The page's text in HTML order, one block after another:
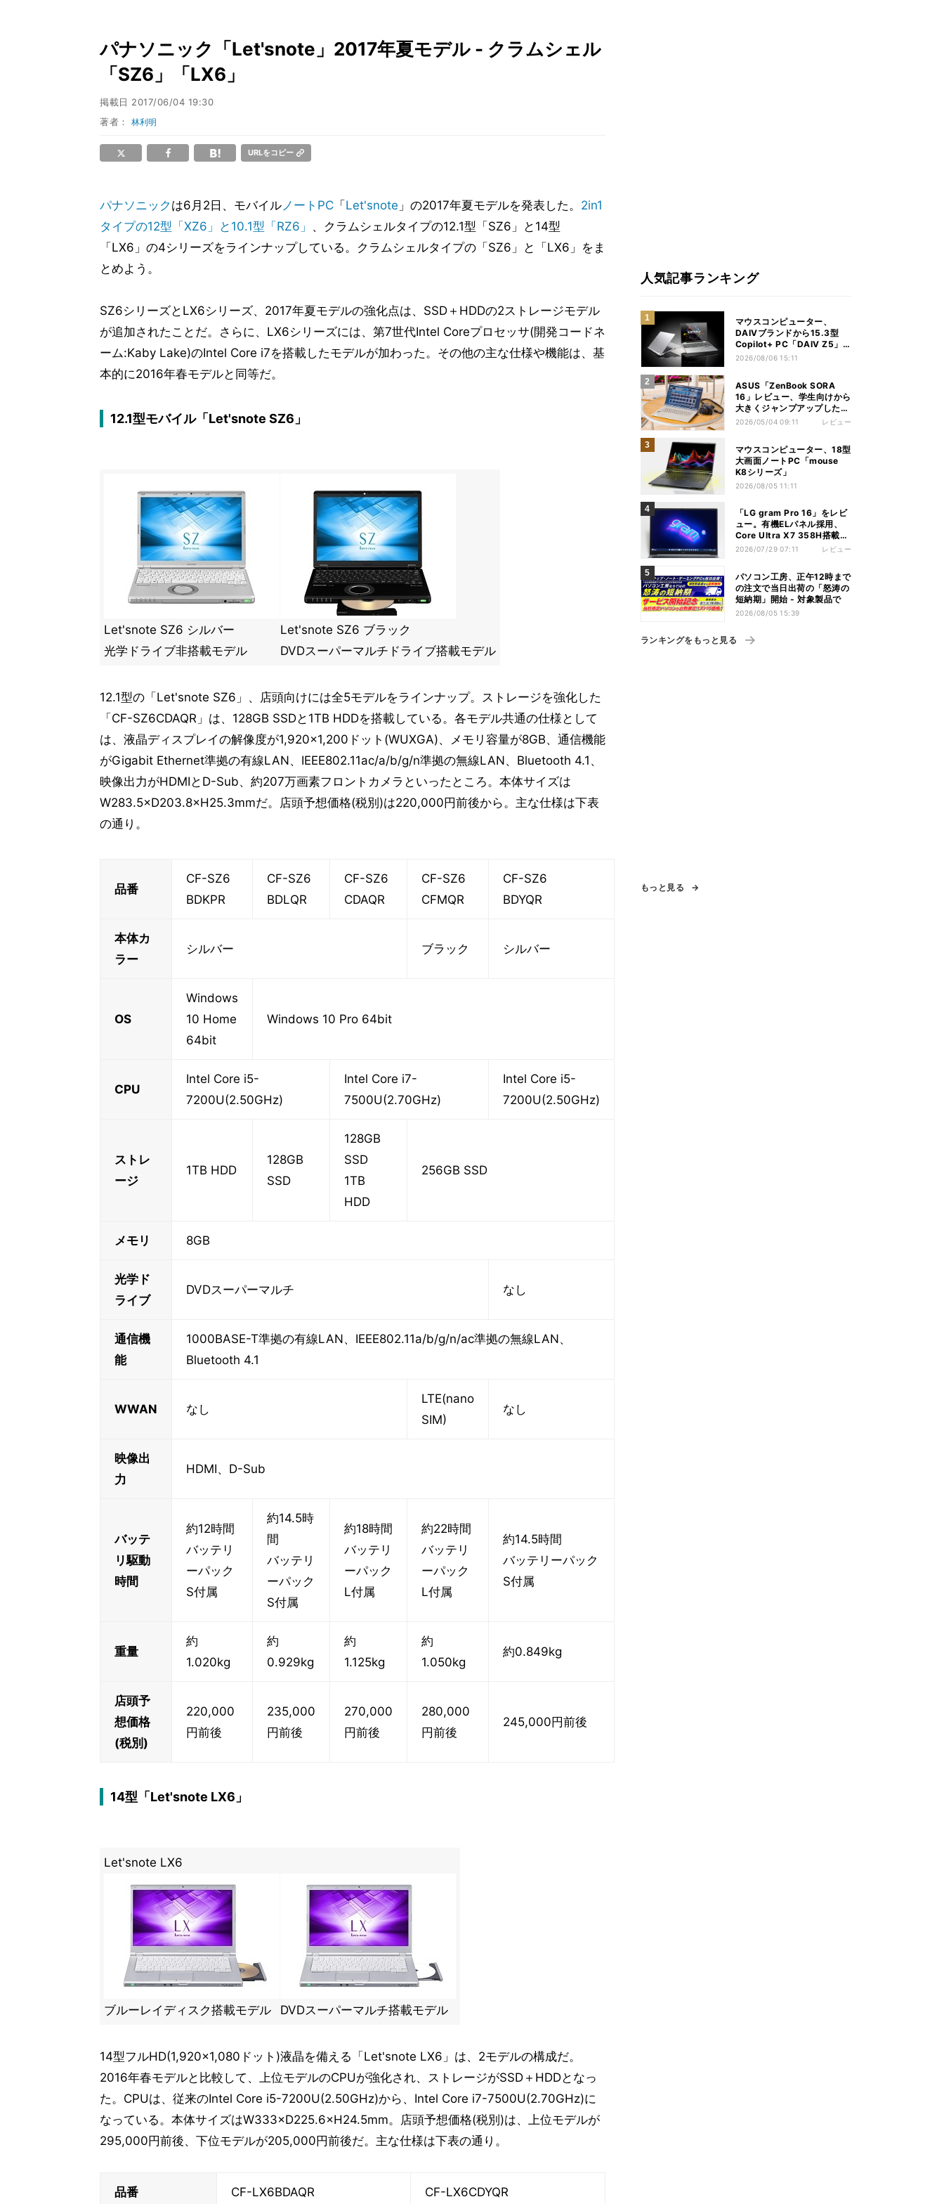
パナソニック「Let'snote」2017年夏モデル - クラムシェル
「SZ6」「LX6」
掲載日 2017/06/04 19:30
著者：林利明
URLをコピー
パナソニック は6月2日、モバイルノートPC 「 Let'snote 」の2017年夏モデルを発表した。 2in1
タイプの12型「XZ6」と10.1型「RZ6」 、クラムシェルタイプの12.1型「SZ6」と14型
「LX6」の4シリーズをラインナップしている。クラムシェルタイプの「SZ6」と「LX6」をま
とめよう。
SZ6シリーズとLX6シリーズ、2017年夏モデルの強化点は、SSD＋HDDの2ストレージモデル
が追加されたことだ。さらに、LX6シリーズには、第7世代Intel Coreプロセッサ(開発コードネ
ーム:Kaby Lake)のIntel Core i7を搭載したモデルが加わった。その他の主な仕様や機能は、基
本的に2016年春モデルと同等だ。
12.1型モバイル「Let'snote SZ6」
Let'snote SZ6 シルバー
光学ドライブ非搭載モデル
Let'snote SZ6 ブラック
DVDスーパーマルチドライブ搭載モデル
12.1型の「Let'snote SZ6」、店頭向けには全5モデルをラインナップ。ストレージを強化した
「CF-SZ6CDAQR」は、128GB SSDと1TB HDDを搭載している。各モデル共通の仕様として
は、液晶ディスプレイの解像度が1,920×1,200ドット(WUXGA)、メモリ容量が8GB、通信機能
がGigabit Ethernet準拠の有線LAN、IEEE802.11ac/a/b/g/n準拠の無線LAN、Bluetooth 4.1、
映像出力がHDMIとD-Sub、約207万画素フロントカメラといったところ。本体サイズは
W283.5×D203.8×H25.3mmだ。店頭予想価格(税別)は220,000円前後から。主な仕様は下表
の通り。
品番
CF-SZ6
BDKPR
CF-SZ6
BDLQR
CF-SZ6
CDAQR
CF-SZ6
CFMQR
CF-SZ6
BDYQR
本体カ
ラー
シルバー ブラック シルバー
OS
Windows
10 Home
64bit
Windows 10 Pro 64bit
CPU
Intel Core i5-
7200U(2.50GHz)
Intel Core i7-
7500U(2.70GHz)
Intel Core i5-
7200U(2.50GHz)
ストレ
ージ
1TB HDD
128GB
SSD
128GB
SSD
1TB
HDD
256GB SSD
メモリ 8GB
光学ド
ライブ
DVDスーパーマルチ なし
通信機
能
1000BASE-T準拠の有線LAN、IEEE802.11a/b/g/n/ac準拠の無線LAN、
Bluetooth 4.1
WWAN なし
LTE(nano
SIM)
なし
映像出
力
HDMI、D-Sub
バッテ
リ駆動
時間
約12時間
バッテリ
ーパック
S付属
約14.5時
間
バッテリ
ーパック
S付属
約18時間
バッテリ
ーパック
L付属
約22時間
バッテリ
ーパック
L付属
約14.5時間
バッテリーパック
S付属
重量
約
1.020kg
約
0.929kg
約
1.125kg
約
1.050kg
約0.849kg
店頭予
想価格
(税別)
220,000
円前後
235,000
円前後
270,000
円前後
280,000
円前後
245,000円前後
14型「Let'snote LX6」
Let'snote LX6
ブルーレイディスク搭載モデル DVDスーパーマルチ搭載モデル
14型フルHD(1,920×1,080ドット)液晶を備える「Let'snote LX6」は、2モデルの構成だ。
2016年春モデルと比較して、上位モデルのCPUが強化され、ストレージがSSD＋HDDとなっ
た。CPUは、従来のIntel Core i5-7200U(2.50GHz)から、Intel Core i7-7500U(2.70GHz)に
なっている。本体サイズはW333×D225.6×H24.5mm。店頭予想価格(税別)は、上位モデルが
295,000円前後、下位モデルが205,000円前後だ。主な仕様は下表の通り。
品番 CF-LX6BDAQR CF-LX6CDYQR
人気記事ランキング
マウスコンピューター、
DAIVブランドから15.3型
Copilot+ PC「DAIV Z5」
発売
2026/08/06 15:11
ASUS「ZenBook SORA
16」レビュー、学生向けから
大きくジャンプアップした
Snapdragon X2 Elite
2026/05/04 09:11 レビュー
マウスコンピューター、18型
大画面ノートPC「mouse
K8シリーズ」
2026/08/05 11:11
「LG gram Pro 16」をレビ
ュー。有機ELパネル採用、
Core Ultra X7 358H搭載の
高性能モデルを試す
2026/07/29 07:11 レビュー
パソコン工房、正午12時まで
の注文で当日出荷の「怒涛の
短納期」開始 - 対象製品で
2026/08/05 15:39
ランキングをもっと見る
もっと見る